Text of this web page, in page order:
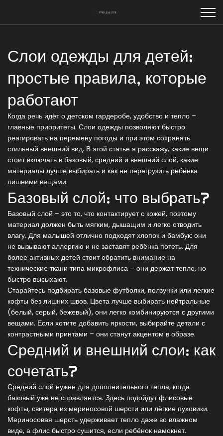
Слои одежды для детей:
простые правила, которые
работают
Когда речь идёт о детском гардеробе, удобство и тепло –
главные приоритеты. Слои одежды позволяют быстро
реагировать на перемену погоды и при этом сохранять
стильный внешний вид. В этой статье я расскажу, какие вещи
стоит включать в базовый, средний и внешний слой, какие
материалы лучше выбирать и как не перегрузить ребёнка
лишними вещами.
Базовый слой: что выбрать?
Базовый слой – это то, что контактирует с кожей, поэтому
материал должен быть мягким, дышащим и легко отводить
влагу. Для малышей отлично подходят хлопок и бамбук: они
не вызывают аллергию и не заставят ребёнка потеть. Для
более активных детей стоит обратить внимание на
технические ткани типа микрофлиса – они держат тепло, но
быстро высыхают.
Старайтесь подбирать базовые футболки, ползунки или легкие
кофты без лишних швов. Цвета лучше выбирать нейтральные
(белый, серый, бежевый), они легко комбинируются с другими
вещами. Если хотите добавить яркости, выбирайте детали с
контрастными принтами – они станут акцентом в образе.
Средний и внешний слои: как
сочетать?
Средний слой нужен для дополнительного тепла, когда
базовый уже не справляется. Здесь подойдут флисовые
кофты, свитера из мериносовой шерсти или лёгкие пуховики.
Мериносовая шерсть удерживает тепло даже во влажном
виде, а флис быстро сушится, если ребёнок намокнет.